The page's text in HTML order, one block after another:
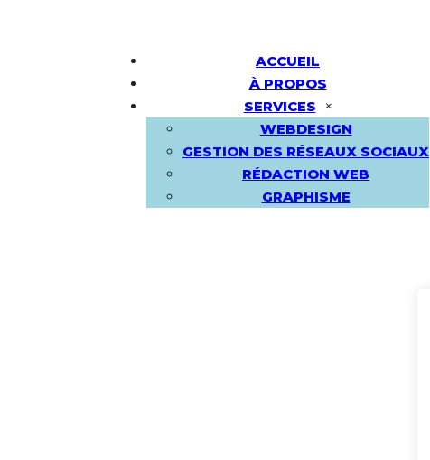
ACCUEIL
À PROPOS
SERVICES
WEBDESIGN
GESTION DES RÉSEAUX SOCIAUX
RÉDACTION WEB
GRAPHISME